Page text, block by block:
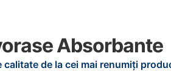
Absorbante
de la cei mai renumiți